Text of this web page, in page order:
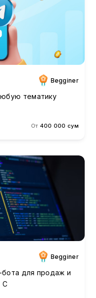
Begginer
тематику
От 400 000 сум
Begginer
для продаж и
автоматизации (59 символов) С